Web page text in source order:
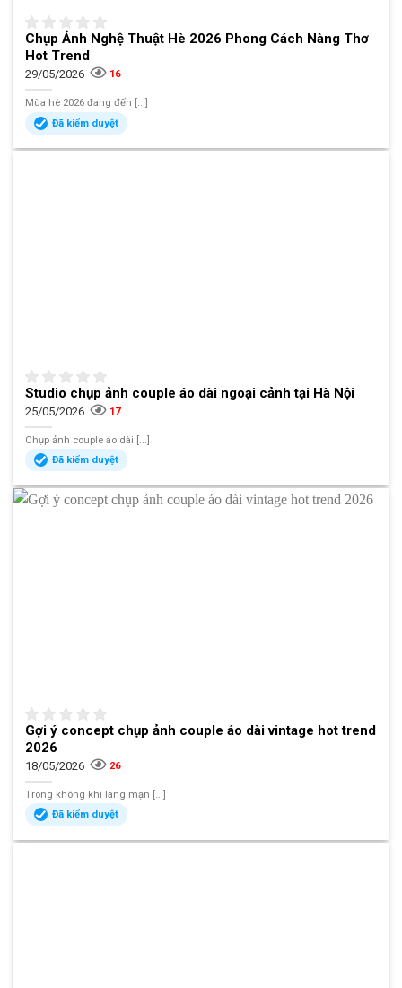
Chụp Ảnh Nghệ Thuật Hè 2026 Phong Cách Nàng Thơ
Hot Trend
29/05/2026 16
Mùa hè 2026 đang đến [...]
Đã kiểm duyệt
Studio chụp ảnh couple áo dài ngoại cảnh tại Hà Nội
25/05/2026 17
Chụp ảnh couple áo dài [...]
Đã kiểm duyệt
Gợi ý concept chụp ảnh couple áo dài vintage hot trend
2026
18/05/2026 26
Trong không khí lãng mạn [...]
Đã kiểm duyệt